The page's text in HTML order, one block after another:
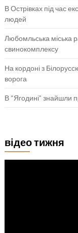
В Острівках під час
людей
Любомльська міська
свинокомплексу
На кордоні з
ворога
В “Ягодині” знайшли
відео тижня